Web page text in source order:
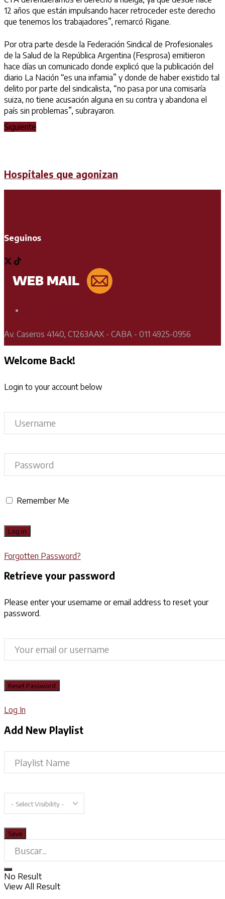
12 años que están impulsando hacer retroceder este derecho
que tenemos los trabajadores”, remarcó Rigane.
Por otra parte desde la Federación Sindical de Profesionales
de la Salud de la República Argentina (Fesprosa) emitieron
hace días un comunicado donde explicó que la publicación del
diario La Nación “es una infamia” y donde de haber existido tal
delito por parte del sindicalista, “no pasa por una comisaría
suiza, no tiene acusación alguna en su contra y abandona el
país sin problemas”, subrayaron.
Siguiente
Hospitales que agonizan
Seguinos
Av. Caseros 4140, C1263AAX - CABA - 011 4925-0956
Welcome Back!
Login to your account below
Remember Me
Forgotten Password?
Retrieve your password
Please enter your username or email address to reset your
password.
Log In
Add New Playlist
No Result
View All Result